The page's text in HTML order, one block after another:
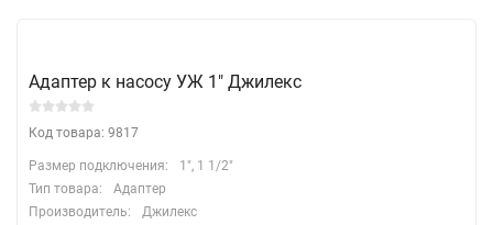
Адаптер к насосу УЖ 1" Джилекс
Код товара: 9817
Размер подключения:
1", 1 1/2"
Тип товара:
Адаптер
Производитель:
Джилекс